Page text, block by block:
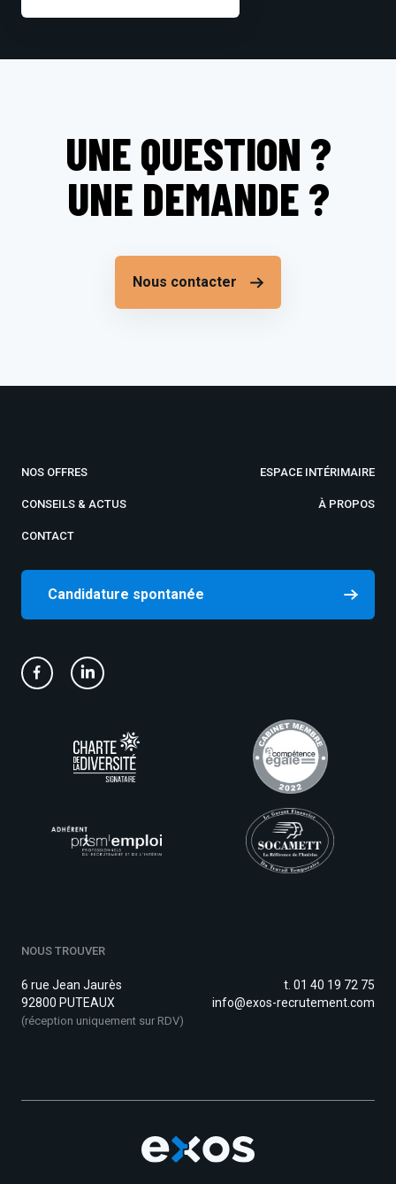
UNE QUESTION ?
UNE DEMANDE ?
Nous contacter
NOS OFFRES ESPACE INTÉRIMAIRE
CONSEILS & ACTUS À PROPOS
CONTACT
Candidature spontanée
NOUS TROUVER
6 rue Jean Jaurès
92800 PUTEAUX
(réception uniquement sur RDV)
t. 01 40 19 72 75
info@exos-recrutement.com